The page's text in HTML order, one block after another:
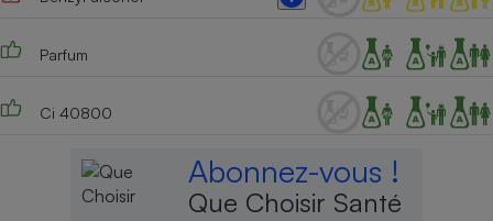
Parfum
Ci 40800
Abonnez-vous !
Que Choisir Santé